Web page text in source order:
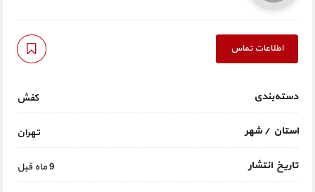
اطلاعات تماس
دسته‌بندی کفش
استان / شهر تهران
تاریخ انتشار 9 ماه قبل